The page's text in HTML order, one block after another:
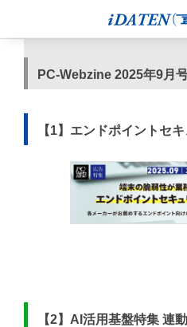
PC-Webzine 2025年9月
【1】エンドポイントセ
【2】AI活用基盤特集 連